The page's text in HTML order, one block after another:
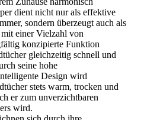
dient nicht nur als effektive
sondern überzeugt auch als
einer Vielzahl von
konzipierte Funktion
gleichzeitig schnell und
seine hohe
Design wird
stets warm, trocken und
er zum unverzichtbaren
wird.